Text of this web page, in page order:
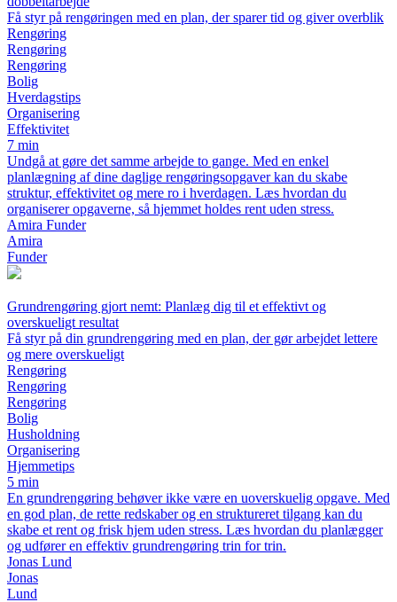
Få styr på rengøringen med en plan, der sparer tid og giver overblik
Rengøring
Rengøring
Rengøring
Bolig
Hverdagstips
Organisering
Effektivitet
7 min
Undgå at gøre det samme arbejde to gange. Med en enkel
planlægning af dine daglige rengøringsopgaver kan du skabe
struktur, effektivitet og mere ro i hverdagen. Læs hvordan du
organiserer opgaverne, så hjemmet holdes rent uden stress.
Amira Funder
Amira
Funder
Grundrengøring gjort nemt: Planlæg dig til et effektivt og
overskueligt resultat
Få styr på din grundrengøring med en plan, der gør arbejdet lettere
og mere overskueligt
Rengøring
Rengøring
Rengøring
Bolig
Husholdning
Organisering
Hjemmetips
5 min
En grundrengøring behøver ikke være en uoverskuelig opgave. Med
en god plan, de rette redskaber og en struktureret tilgang kan du
skabe et rent og frisk hjem uden stress. Læs hvordan du planlægger
og udfører en effektiv grundrengøring trin for trin.
Jonas Lund
Jonas
Lund